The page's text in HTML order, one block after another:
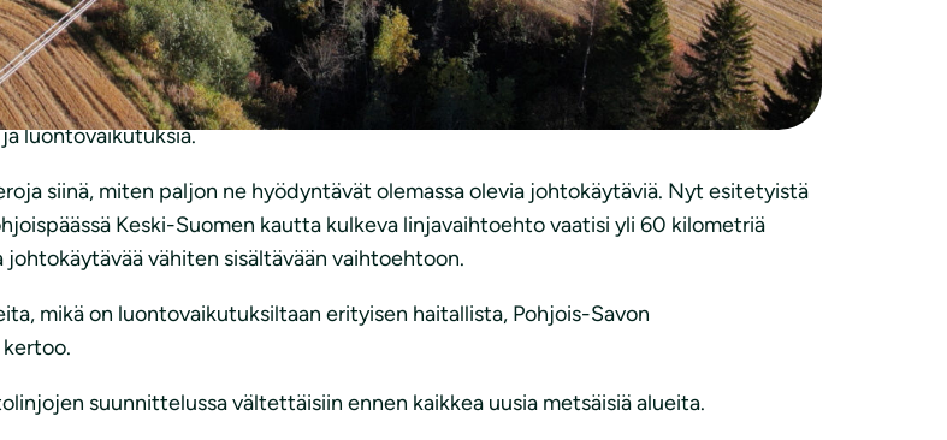
Pyhäjärven ja Kangasniemen välille on edennyt YVA-ohjelmavaiheeseen. MTK-
yhdessä, että uudet siirtolinjat tulee sijoittaa ensisijaisesti olemassa oleviin
luontovaikutuksia.
siinä, miten paljon ne hyödyntävät olemassa olevia johtokäytäviä. Nyt esitetyistä
Keski-Suomen kautta kulkeva linjavaihtoehto vaatisi yli 60 kilometriä
vähiten sisältävään vaihtoehtoon.
mikä on luontovaikutuksiltaan erityisen haitallista, Pohjois-Savon
suunnittelussa vältettäisiin ennen kaikkea uusia metsäisiä alueita.